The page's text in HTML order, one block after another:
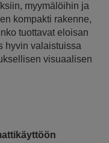
myymälöihin ja
kompakti rakenne,
tuottavat eloisan
hyvin valaistuissa
visuaalisen